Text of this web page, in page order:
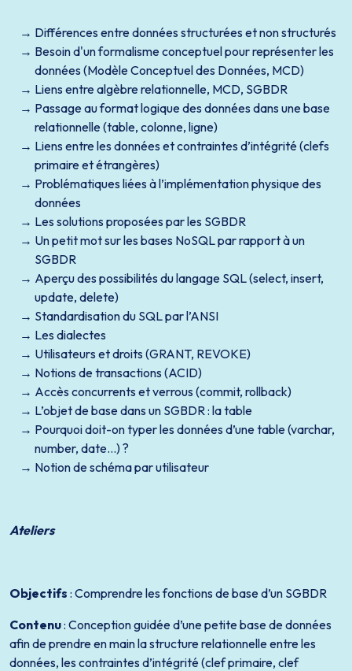
Différences entre données structurées et non structurés
Besoin d'un formalisme conceptuel pour représenter les
données (Modèle Conceptuel des Données, MCD)
Liens entre algèbre relationnelle, MCD, SGBDR
Passage au format logique des données dans une base
relationnelle (table, colonne, ligne)
Liens entre les données et contraintes d’intégrité (clefs
primaire et étrangères)
Problématiques liées à l’implémentation physique des
données
Les solutions proposées par les SGBDR
Un petit mot sur les bases NoSQL par rapport à un
SGBDR
Aperçu des possibilités du langage SQL (select, insert,
update, delete)
Standardisation du SQL par l’ANSI
Les dialectes
Utilisateurs et droits (GRANT, REVOKE)
Notions de transactions (ACID)
Accès concurrents et verrous (commit, rollback)
L’objet de base dans un SGBDR : la table
Pourquoi doit-on typer les données d’une table (varchar,
number, date…) ?
Notion de schéma par utilisateur
Ateliers
Objectifs : Comprendre les fonctions de base d’un SGBDR
Contenu: Conception guidée d’une petite base de données
afin de prendre en main la structure relationnelle entre les
données, les contraintes d’intégrité (clef primaire, clef